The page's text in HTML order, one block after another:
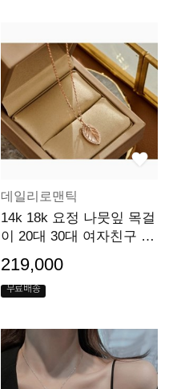
데일리로맨틱
14k 18k 요정 나뭇잎 목걸
이 20대 30대 여자친구 생
219,000
무료배송